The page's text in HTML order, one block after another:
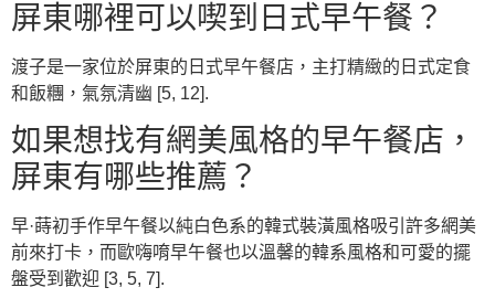
屏東哪裡可以喫到日式早午餐？
渡子是一家位於屏東的日式早午餐店，主打精緻的日式定食
和飯糰，氣氛清幽 [5, 12].
如果想找有網美風格的早午餐店，
屏東有哪些推薦？
早·蒔初手作早午餐以純白色系的韓式裝潢風格吸引許多網美
前來打卡，而歐嗨唷早午餐也以溫馨的韓系風格和可愛的擺
盤受到歡迎 [3, 5, 7].